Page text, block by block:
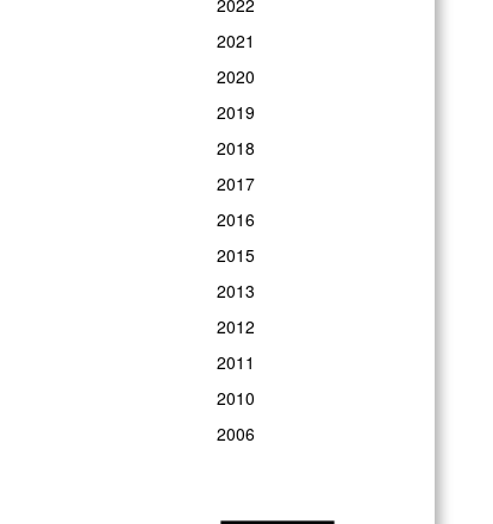
2022
2021
2020
2019
2018
2017
2016
2015
2013
2012
2011
2010
2006